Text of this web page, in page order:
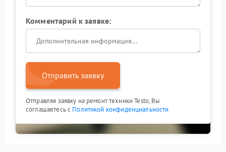
Комментарий к заявке:
Отправить заявку
Отправляя заявку на ремонт техники Testo, Вы
соглашаетесь с Политикой конфиденциальности